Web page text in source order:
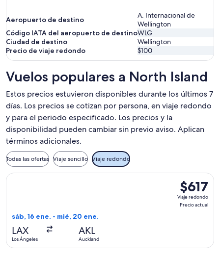
Aeropuerto de destino
A. Internacional de
Wellington
Código IATA del aeropuerto de destinoWLG
Ciudad de destino
Wellington
Precio de viaje redondo
$100
Vuelos populares a North Island
Estos precios estuvieron disponibles durante los últimos 7
días. Los precios se cotizan por persona, en viaje redondo
y para el periodo especificado. Los precios y la
disponibilidad pueden cambiar sin previo aviso. Aplican
términos adicionales.
Todas las ofertas Viaje sencillo Viaje redondo
$617
Viaje
redondo,
$617
Viaje redondo
Precio actual
sáb, 16 ene. - mié, 20 ene.
LAX
Los Ángeles
AKL
Auckland
Seleccionar vuelo de Air Canada, con salida el sáb, 16 ene.